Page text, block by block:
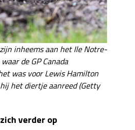
inheems aan het Ile Notre-
de GP Canada
was voor Lewis Hamilton
het diertje aanreed (Getty
verder op